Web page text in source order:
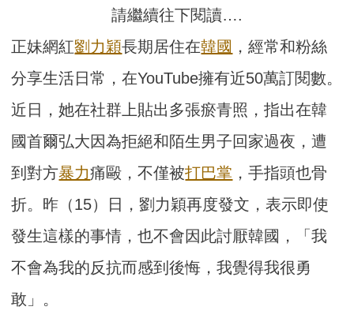
請繼續往下閱讀….
正妹網紅劉力穎長期居住在韓國 ，經常和粉絲
分享生活日常，在YouTube擁有近50萬訂閱數。
近日，她在社群上貼出多張瘀青照，指出在韓
國首爾弘大因為拒絕和陌生男子回家過夜，遭
到對方暴力痛毆，不僅被打巴掌 ，手指頭也骨
折。昨（15）日，劉力穎再度發文，表示即使
發生這樣的事情，也不會因此討厭韓國，「我
不會為我的反抗而感到後悔，我覺得我很勇
敢」。